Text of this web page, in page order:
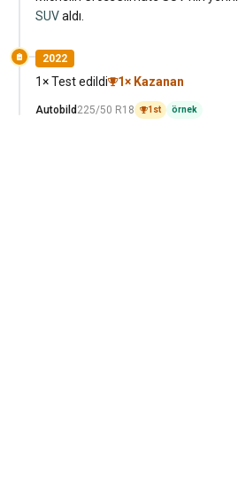
SUValdı.
2022
1× Test edildi 1× Kazanan
Autobild 225/50 R18 1st örnek